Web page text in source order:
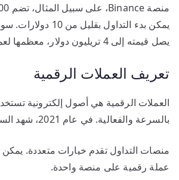
يمكن بدء التداول
يصل قيمته إلى 4 تريليون دولار، معظمها لعملة البيتكوين.
تعريف العملات الرقمية
العملات الرقمية هي أصول إلكترونية
بالسرعة والفعالية. في عام 2021، شهد السوق ارتفاعًا كبيرًا.
عملة رقمية على منصة واحدة.